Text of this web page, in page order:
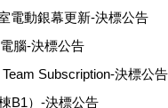
電動銀幕更新-決標公告
腦-決標公告
Subscription-決標公告
B1）-決標公告